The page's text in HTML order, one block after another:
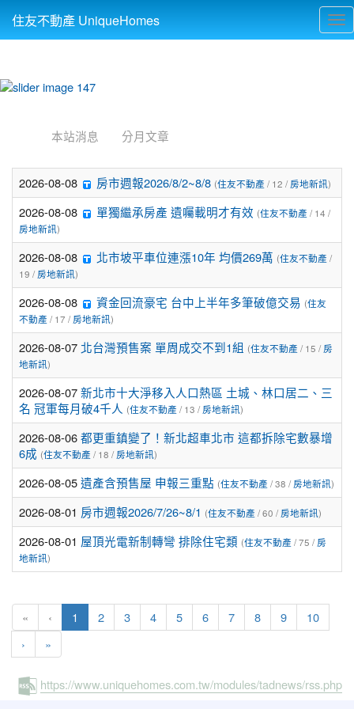
住友不動產 UniqueHomes
本站消息 分月文章
2026-08-08 房市週報2026/8/2~8/8 (住友不動產 / 12 / 房地新訊)
2026-08-08 單獨繼承房產 遺囑載明才有效 (住友不動產 / 14 /
房地新訊)
2026-08-08 北市坡平車位連漲10年 均價269萬 (住友不動產 /
19 / 房地新訊)
2026-08-08 資金回流豪宅 台中上半年多筆破億交易 (住友
不動產 / 17 / 房地新訊)
2026-08-07 北台灣預售案 單周成交不到1組 (住友不動產 / 15 / 房
地新訊)
2026-08-07新北市十大淨移入人口熱區 土城、林口居二、三
名 冠軍每月破4千人 (住友不動產 / 13 / 房地新訊)
2026-08-06都更重鎮變了！新北超車北市 這都拆除宅數暴增
6成 (住友不動產 / 18 / 房地新訊)
2026-08-05遺產含預售屋 申報三重點 (住友不動產 / 38 / 房地新訊)
2026-08-01 房市週報2026/7/26~8/1 (住友不動產 / 60 / 房地新訊)
2026-08-01 屋頂光電新制轉彎 排除住宅類 (住友不動產 / 75 / 房
地新訊)
« ‹ 1 (current)
2 3 4 5 6 7 8 9
10
›
»
https://www.uniquehomes.com.tw/modules/tadnews/rss.php